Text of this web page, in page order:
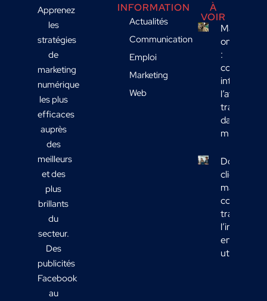
Apprenez
les
stratégies
de
marketing
numérique
les plus
efficaces
auprès
des
meilleurs
et des
plus
brillants
du
secteur.
Des
publicités
Facebook
au
INFORMATION
Actualités
Communication
Emploi
Marketing
Web
À
VOIR
Marketing
omnicanal
:
comment
intégrer
l’affichage
transport
dans votre
mix média
Données
clients
marketing :
comment
en actions
utiles ?